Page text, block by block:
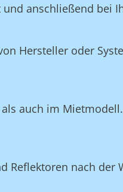
anschließend bei
Hersteller oder
auch im
nach der